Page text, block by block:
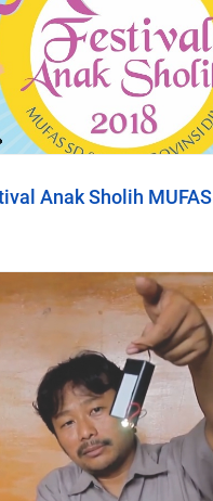
Anak Sholih MUFAS